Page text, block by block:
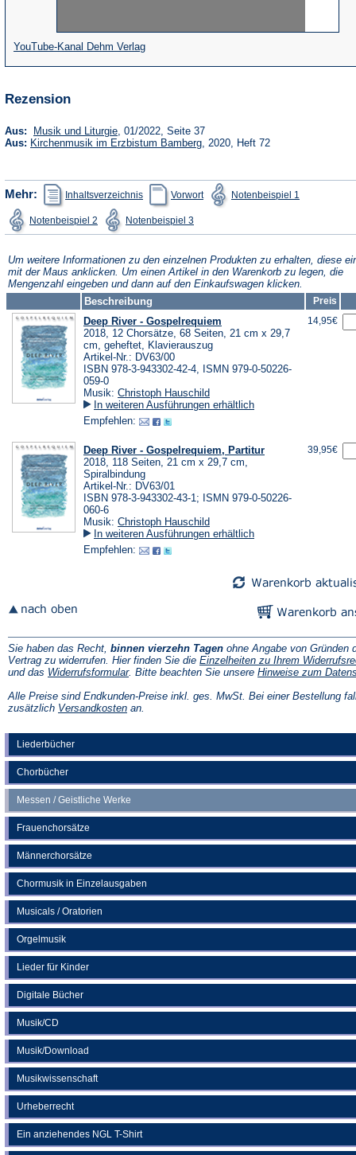
Liederbücher
Chorbücher
Messen / Geistliche Werke
Frauenchorsätze
Männerchorsätze
Chormusik in Einzelausgaben
Musicals / Oratorien
Orgelmusik
Lieder für Kinder
Digitale Bücher
Musik/CD
Musik/Download
Musikwissenschaft
Urheberrecht
Ein anziehendes NGL T-Shirt
YouTube-Kanal Dehm Verlag(Öffnet
in
Tab)
Rezension
Aus: Musik und Liturgie(Öffnet
in
, 01/2022, Seite 37
Aus: Kirchenmusik im Erzbistum Bamberg(Öffnet
Tab)
, 2020, Heft 72
Mehr: Inhaltsverzeichnis
(Öffnet
in
einem
neuen
Tab)
Vorwort
(Öffnet
in
einem
Tab)
Notenbeispiel 1in
Tab)
Notenbeispiel 2
(Öffnet
in
einem
Tab)
Notenbeispiel 3in
einem
Tab)
Um weitere Informationen zu den einzelnen Produkten zu erhalten, diese
mit der Maus anklicken. Um einen Artikel in den Warenkorb zu legen, die
Mengenzahl eingeben und dann auf den Einkaufswagen klicken.
Beschreibung
Preis
Deep River - Gospelrequiem
2018, 12 Chorsätze, 68 Seiten, 21 cm x 29,7
cm, geheftet, Klavierauszug
Artikel-Nr.: DV63/00
ISBN 978-3-943302-42-4, ISMN 979-0-50226-
059-0
Musik: Christoph Hauschild
In weiteren Ausführungen erhältlich
Empfehlen:
14,95€
Deep River - Gospelrequiem, Partitur
2018, 118 Seiten, 21 cm x 29,7 cm,
Spiralbindung
Artikel-Nr.: DV63/01
ISBN 978-3-943302-43-1; ISMN 979-0-50226-
060-6
Musik: Christoph Hauschild
In weiteren Ausführungen erhältlich
Empfehlen:
39,95€
Sie haben das Recht, binnen vierzehn Tagen ohne Angabe von Gründen
Vertrag zu widerrufen. Hier finden Sie die Einzelheiten zu Ihrem
und das Widerrufsformular(Öffnet
einem
neuen
. Bitte beachten Sie unsere Hinweise zum
Alle Preise sind Endkunden-Preise inkl. ges. MwSt. Bei einer Bestellung
zusätzlich Versandkosten(Öffnet
an.